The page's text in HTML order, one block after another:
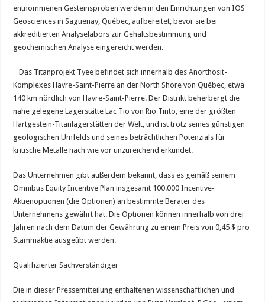
entnommenen Gesteinsproben werden in den Einrichtungen von IOS
Geosciences in Saguenay, Québec, aufbereitet, bevor sie bei
akkreditierten Analyselabors zur Gehaltsbestimmung und
geochemischen Analyse eingereicht werden.
Das Titanprojekt Tyee befindet sich innerhalb des Anorthosit-
Komplexes Havre-Saint-Pierre an der North Shore von Québec, etwa
140 km nördlich von Havre-Saint-Pierre. Der Distrikt beherbergt die
nahe gelegene Lagerstätte Lac Tio von Rio Tinto, eine der größten
Hartgestein-Titanlagerstätten der Welt, und ist trotz seines günstigen
geologischen Umfelds und seines beträchtlichen Potenzials für
kritische Metalle nach wie vor unzureichend erkundet.
Das Unternehmen gibt außerdem bekannt, dass es gemäß seinem
Omnibus Equity Incentive Plan insgesamt 100.000 Incentive-
Aktienoptionen (die Optionen) an bestimmte Berater des
Unternehmens gewährt hat. Die Optionen können innerhalb von drei
Jahren nach dem Datum der Gewährung zu einem Preis von 0,45 $ pro
Stammaktie ausgeübt werden.
Qualifizierter Sachverständiger
Die in dieser Pressemitteilung enthaltenen wissenschaftlichen und